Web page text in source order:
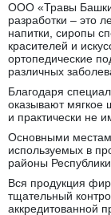
ООО «Травы
разработки – это
напитки, сиропы
красителей и
ортопедические
различных
Благодаря
оказывают мягкое
и практически не
Основными
используемых в
районы
Вся продукция
тщательный
аккредитованной